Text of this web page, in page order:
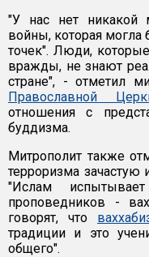
"У нас нет никакой
войны, которая могла
точек". Люди,
вражды, не знают
стране", - отметил
Православной
отношения с
буддизма.
Митрополит также
терроризма зачастую
"Ислам
проповедников -
говорят, что
традиции и это
общего".